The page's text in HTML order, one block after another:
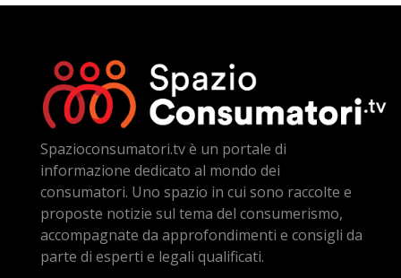
Spazioconsumatori.tv è un portale di
informazione dedicato al mondo dei
consumatori. Uno spazio in cui sono raccolte e
proposte notizie sul tema del consumerismo,
accompagnate da approfondimenti e consigli da
parte di esperti e legali qualificati.